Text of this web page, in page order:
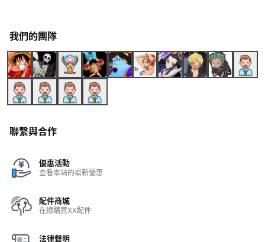
我們的團隊
聯繫與合作
優惠活動
查看本站的最新優惠
配件商城
在線購買XX配件
法律聲明